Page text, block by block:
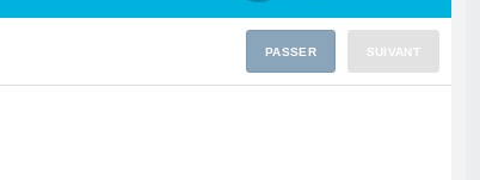
PASSER SUIVANT